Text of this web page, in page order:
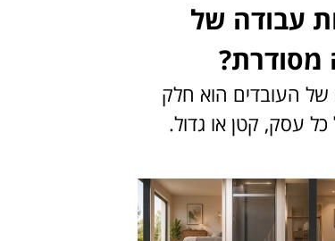
עבודה של
מסודרת?
של העובדים הוא חלק
עסק, קטן או גדול.